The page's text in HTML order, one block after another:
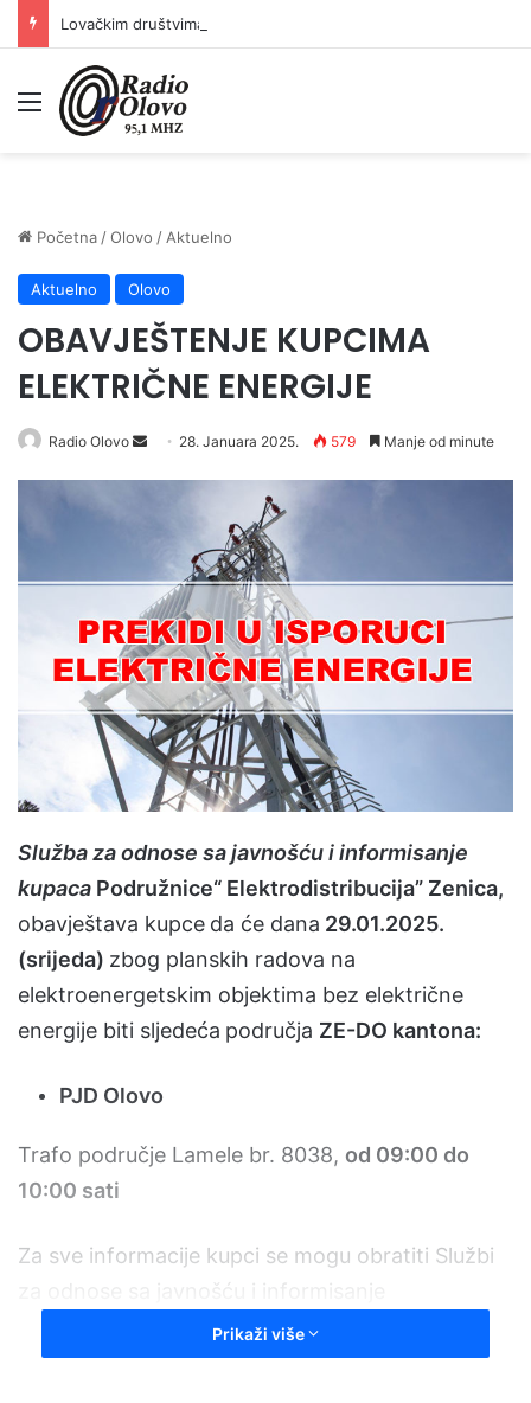
Lovačkim društvima podrška u iznosu od 138.000 KM
Meni
Početna /Olovo / Aktuelno
Aktuelno Olovo
OBAVJEŠTENJE KUPCIMA
ELEKTRIČNE ENERGIJE
Radio Olovo
n
e
m
a
i
l
28. Januara 2025. 579 Manje od minute
Službazaodnose sajavnošćuiinformisanje
kupaca Podružnice“ Elektrodistribucija” Zenica,
obavještava kupce da će dana 29.01.2025.
(srijeda) zbog planskih radova na
elektroenergetskim objektima bez električne
energije biti sljedeća područja ZE-DO kantona:
PJD Olovo
Trafo područje Lamele br. 8038, od 09:00 do
10:00 sati
Za sve informacije kupci se mogu obratiti Službi
za odnose sa javnošću i informisanje
kupaca:
Prikaži više